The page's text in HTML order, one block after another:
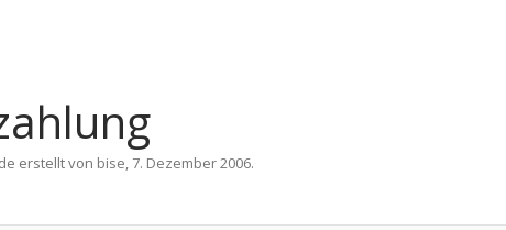
erstellt von bise, 7. Dezember 2006.